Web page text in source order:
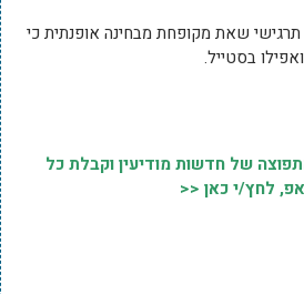
שאת מקופחת מבחינה אופנתית כי
בסטייל.
של חדשות מודיעין וקבלת כל
לחץ/י כאן <<